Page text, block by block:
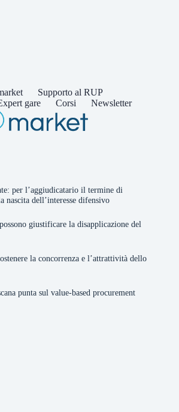
Supporto al RUP
gare
Corsi Newsletter
per l’aggiudicatario il termine di
nascita dell’interesse difensivo
giustificare la disapplicazione del
la concorrenza e l’attrattività dello
punta sul value-based procurement